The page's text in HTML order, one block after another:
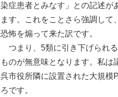
染症患者とみなす」との記述が
ます。これをことさら強調し
恐怖を煽って来た訳です。
つまり、5類に引き下げられ
ものが無意味となります。私は
呉市役所隣に設置された大規模
ろです。